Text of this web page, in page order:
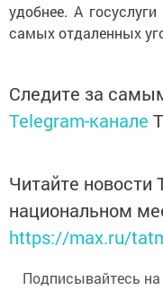
удобнее. А
самых отдаленных
Следите за
Telegram-канале
Читайте новости
национальном
https://max.ru/
Подписывайтесь на